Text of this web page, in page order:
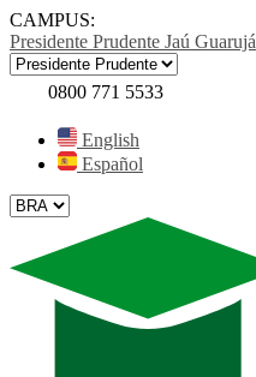
CAMPUS:
Presidente Prudente Jaú Guarujá
0800 771 5533
English
Español